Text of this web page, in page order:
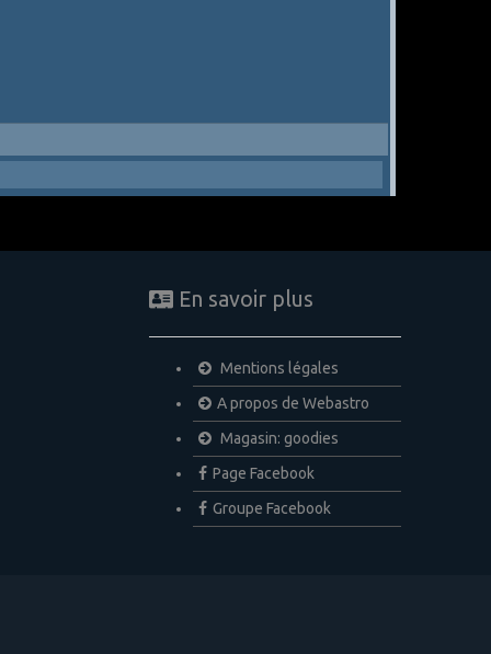
En savoir plus
Mentions légales
A propos de Webastro
Magasin: goodies
Page Facebook
Groupe Facebook